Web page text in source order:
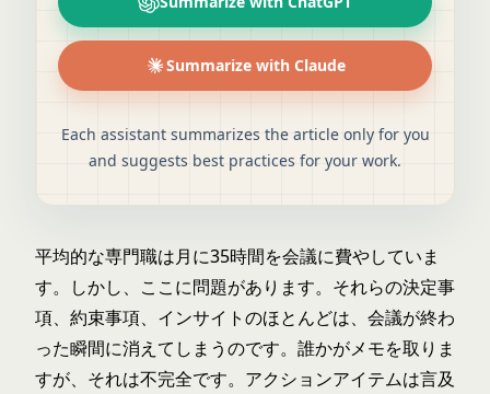
Summarize with Claude
Each assistant summarizes the article only for you
and suggests best practices for your work.
平均的な専門職は月に35時間を会議に費やしていま
す。しかし、ここに問題があります。それらの決定事
項、約束事項、インサイトのほとんどは、会議が終わ
った瞬間に消えてしまうのです。誰かがメモを取りま
すが、それは不完全です。アクションアイテムは言及